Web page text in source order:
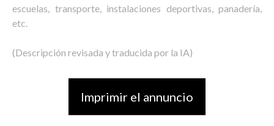
escuelas, transporte, instalaciones deportivas, panadería,
etc.
(Descripción revisada y traducida por la IA)
Imprimir el annuncio